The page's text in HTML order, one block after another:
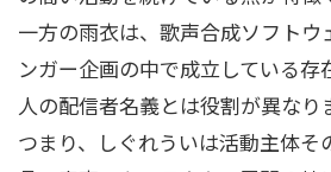
一方の雨衣は、歌声合成ソフトウ
ンガー企画の中で成立している存
人の配信者名義とは役割が異なり
つまり、しぐれういは活動主体そ